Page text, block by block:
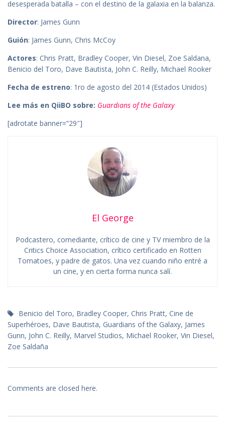
desesperada batalla – con el destino de la galaxia en la balanza.
Director: James Gunn
Guión: James Gunn, Chris McCoy
Actores: Chris Pratt, Bradley Cooper, Vin Diesel, Zoe Saldana,
Benicio del Toro, Dave Bautista, John C. Reilly, Michael Rooker
Fecha de estreno: 1ro de agosto del 2014 (Estados Unidos)
Lee más en QiiBO sobre: Guardians of the Galaxy
[adrotate banner=”29″]
El George
Podcastero, comediante, crítico de cine y TV miembro de la
Critics Choice Association, crítico certificado en Rotten
Tomatoes, y padre de gatos. Una vez cuando niño entré a
un cine, y en cierta forma nunca salí.
Benicio del Toro, Bradley Cooper, Chris Pratt, Cine de
Superhéroes, Dave Bautista, Guardians of the Galaxy, James
Gunn, John C. Reilly, Marvel Studios, Michael Rooker, Vin Diesel,
Zoe Saldaña
Comments are closed here.